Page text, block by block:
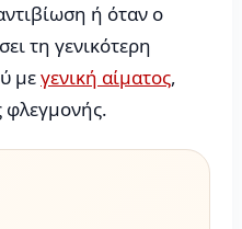
ή όταν ο
τη γενικότερη
μεγενική αίματος,
φλεγμονής.